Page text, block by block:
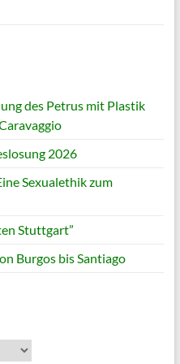
des Petrus mit Plastik
2026
Sexualethik zum
Stuttgart”
Burgos bis Santiago